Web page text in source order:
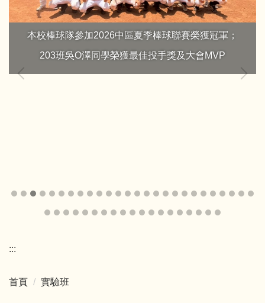
本校棒球隊參加2026中區夏季棒球聯賽榮獲冠軍；
203班吳O澤同學榮獲最佳投手獎及大會MVP
:::
首頁 實驗班